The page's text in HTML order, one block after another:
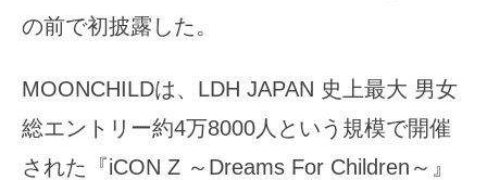
の前で初披露した。
MOONCHILDは、LDH JAPAN 史上最大 男女
総エントリー約4万8000人という規模で開催
された『iCON Z ～Dreams For Children～』